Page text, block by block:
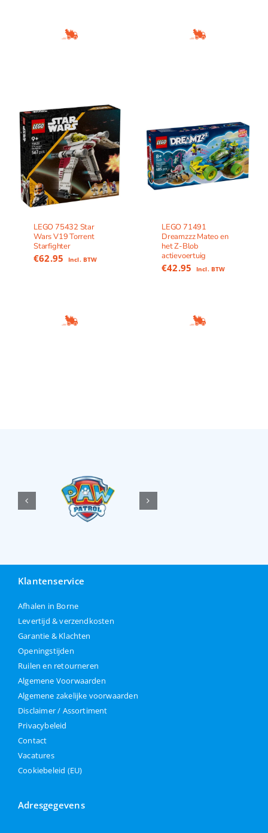
LEGO 75432 Star
Wars V19 Torrent
Starfighter
€62.95 Incl. BTW
LEGO 71491
Dreamzzz Mateo en
het Z-Blob
actievoertuig
€42.95 Incl. BTW
Klantenservice
Afhalen in Borne
Levertijd & verzendkosten
Garantie & Klachten
Openingstijden
Ruilen en retourneren
Algemene Voorwaarden
Algemene zakelijke voorwaarden
Disclaimer / Assortiment
Privacybeleid
Contact
Vacatures
Cookiebeleid (EU)
Adresgegevens